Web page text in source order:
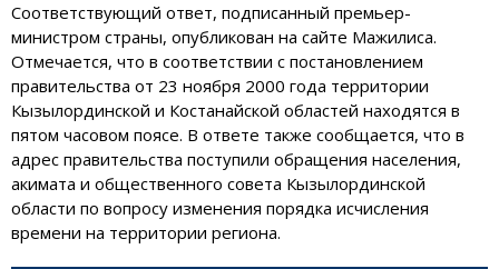
Соответствующий ответ, подписанный премьер-
министром страны, опубликован на сайте Мажилиса.
Отмечается, что в соответствии с постановлением
правительства от 23 ноября 2000 года территории
Кызылординской и Костанайской областей находятся в
пятом часовом поясе. В ответе также сообщается, что в
адрес правительства поступили обращения населения,
акимата и общественного совета Кызылординской
области по вопросу изменения порядка исчисления
времени на территории региона.